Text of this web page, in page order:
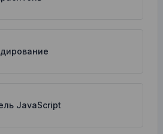
JavaScript